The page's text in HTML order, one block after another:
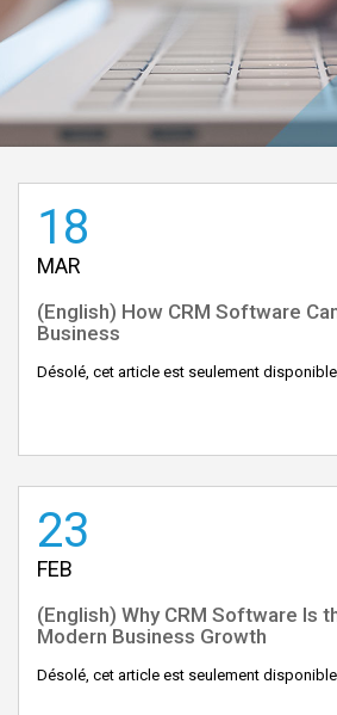
18
MAR
(English) How CRM Software
Business
Désolé, cet article est seulement
23
FEB
(English) Why CRM Software Is
Modern Business Growth
Désolé, cet article est seulement